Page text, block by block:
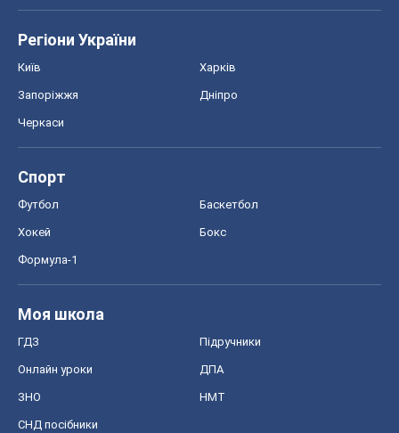
Регіони України
Київ Харків
Запоріжжя Дніпро
Черкаси
Спорт
Футбол Баскетбол
Хокей Бокс
Формула-1
Моя школа
ГДЗ Підручники
Онлайн уроки ДПА
ЗНО НМТ
СНД посібники